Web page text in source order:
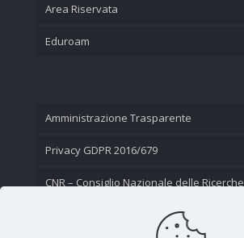
Area Riservata
Eduroam
Amministrazione Trasparente
Privacy GDPR 2016/679
CNR – Consiglio Nazionale delle Ricerche